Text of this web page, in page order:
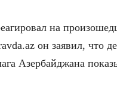
на
он заявил, что
Азербайджана